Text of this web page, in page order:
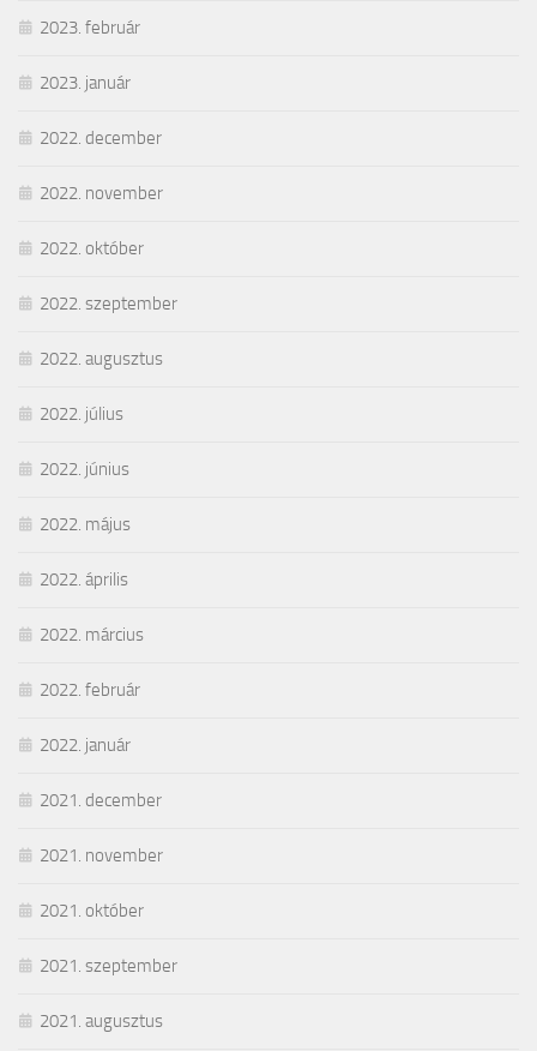
2023. február
2023. január
2022. december
2022. november
2022. október
2022. szeptember
2022. augusztus
2022. július
2022. június
2022. május
2022. április
2022. március
2022. február
2022. január
2021. december
2021. november
2021. október
2021. szeptember
2021. augusztus